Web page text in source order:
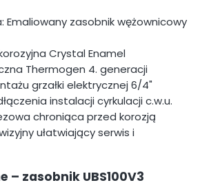
Emaliowany zasobnik wężownicowy
Crystal Enamel
Thermogen 4. generacji
grzałki elektrycznej 6/4"
instalacji cyrkulacji c.w.u.
chroniąca przed korozją
ułatwiający serwis i
– zasobnik UBS100V3